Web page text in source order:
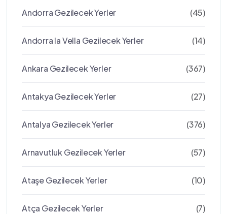
Andorra Gezilecek Yerler (45)
Andorra la Vella Gezilecek Yerler (14)
Ankara Gezilecek Yerler (367)
Antakya Gezilecek Yerler (27)
Antalya Gezilecek Yerler (376)
Arnavutluk Gezilecek Yerler (57)
Ataşe Gezilecek Yerler (10)
Atça Gezilecek Yerler (7)